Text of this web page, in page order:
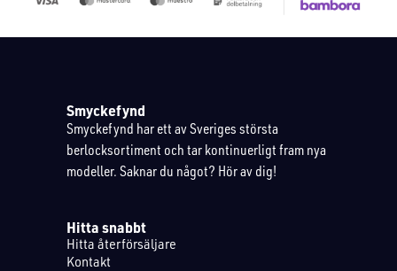
Smyckefynd
Smyckefynd har ett av Sveriges största
berlocksortiment och tar kontinuerligt fram nya
modeller. Saknar du något? Hör av dig!
Hitta snabbt
Hitta återförsäljare
Kontakt